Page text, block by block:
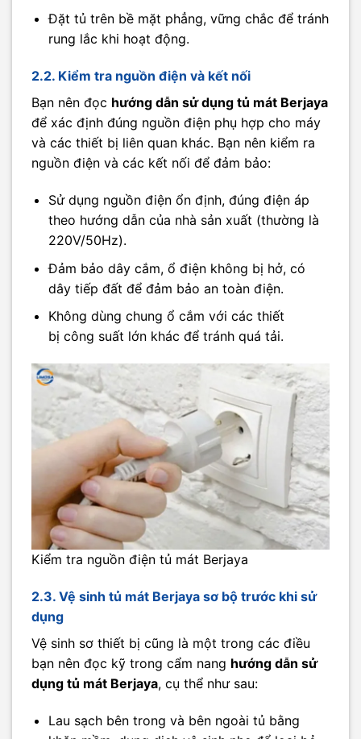
Đặt tủ trên bề mặt phẳng, vững chắc để tránh
rung lắc khi hoạt động.
2.2. Kiểm tra nguồn điện và kết nối
Bạn nên đọc hướng dẫn sử dụng tủ mát Berjaya
để xác định đúng nguồn điện phụ hợp cho máy
và các thiết bị liên quan khác. Bạn nên kiểm ra
nguồn điện và các kết nối để đảm bảo:
Sử dụng nguồn điện ổn định, đúng điện áp
theo hướng dẫn của nhà sản xuất (thường là
220V/50Hz).
Đảm bảo dây cắm, ổ điện không bị hở, có
dây tiếp đất để đảm bảo an toàn điện.
Không dùng chung ổ cắm với các thiết
bị công suất lớn khác để tránh quá tải.
Kiểm tra nguồn điện tủ mát Berjaya
2.3. Vệ sinh tủ mát Berjaya sơ bộ trước khi sử
dụng
Vệ sinh sơ thiết bị cũng là một trong các điều
bạn nên đọc kỹ trong cẩm nang hướng dẫn sử
dụng tủ mát Berjaya, cụ thể như sau:
Lau sạch bên trong và bên ngoài tủ bằng